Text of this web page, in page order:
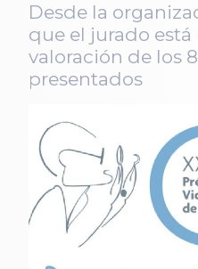
Desde la
que el jurado
valoración de los
presentados